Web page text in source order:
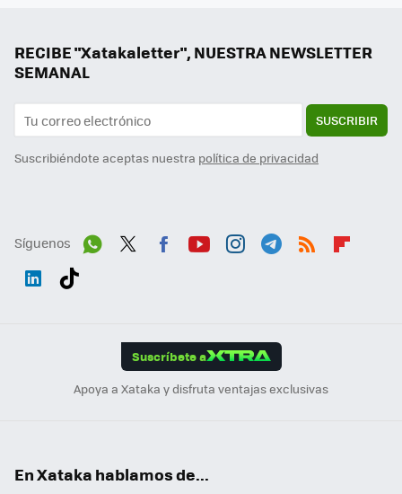
RECIBE "Xatakaletter", NUESTRA NEWSLETTER
SEMANAL
SUSCRIBIR
Suscribiéndote aceptas nuestra política de privacidad
Síguenos
Suscríbete a
Apoya a Xataka y disfruta ventajas exclusivas
En Xataka hablamos de...